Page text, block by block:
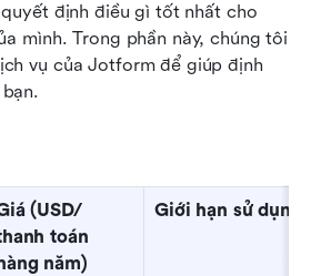
định điều gì tốt nhất cho
mình. Trong phần này, chúng tôi
vụ của Jotform để giúp định
(USD/
toán
hàng năm)
Giới hạn sử dụng